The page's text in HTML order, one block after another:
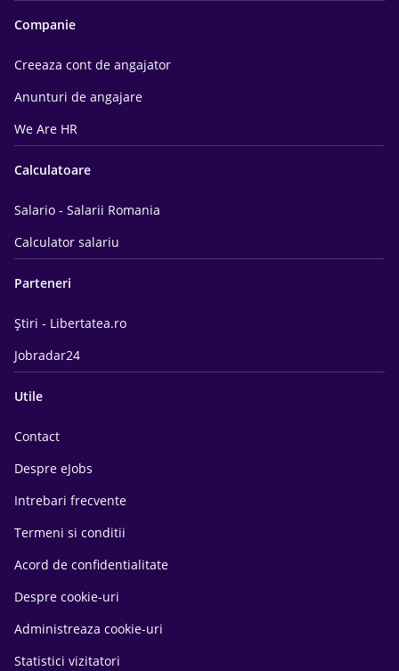
Companie
Creeaza cont de angajator
Anunturi de angajare
We Are HR
Calculatoare
Salario - Salarii Romania
Calculator salariu
Parteneri
Știri - Libertatea.ro
Jobradar24
Utile
Contact
Despre eJobs
Intrebari frecvente
Termeni si conditii
Acord de confidentialitate
Despre cookie-uri
Administreaza cookie-uri
Statistici vizitatori